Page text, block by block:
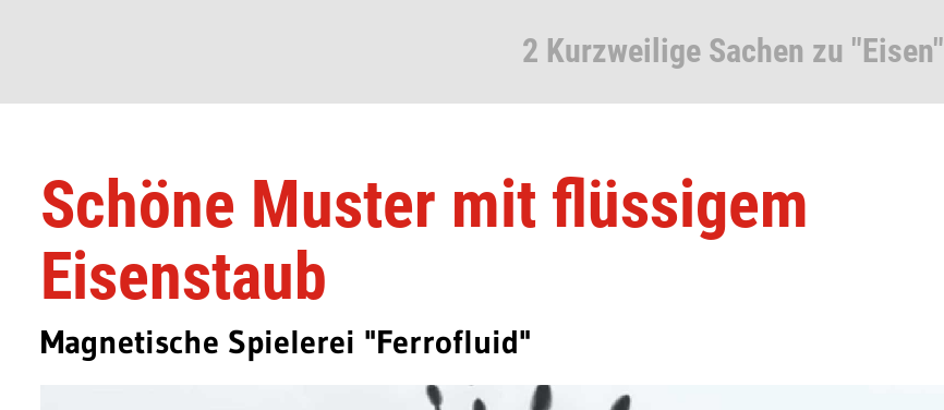
2 Kurzweilige Sachen zu "Eisen"
Schöne Muster mit flüssigem
Eisenstaub
Magnetische Spielerei "Ferrofluid"